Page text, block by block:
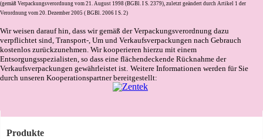
(gemäß Verpackungsverordnung vom 21. August 1998 (BGBl. I S. 2379), zuletzt geändert durch Artikel 1 der
Verordnung vom 20. Dezember 2005 ( BGBl. 2006 I S. 2)
Wir weisen darauf hin, dass wir gemäß der Verpackungsverordnung dazu
verpflichtet sind, Transport-, Um und Verkaufsverpackungen nach Gebrauch
kostenlos zurückzunehmen. Wir kooperieren hierzu mit einem
Entsorgungsspezialisten, so dass eine flächendeckende Rücknahme der
Verkaufsverpackungen gewährleistet ist. Weitere Informationen werden für Sie
durch unseren Kooperationspartner bereitgestellt:
Produkte